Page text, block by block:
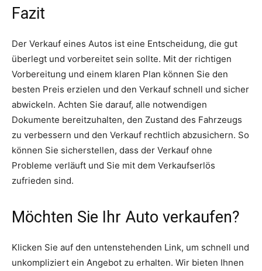
Fazit
Der Verkauf eines Autos ist eine Entscheidung, die gut
überlegt und vorbereitet sein sollte. Mit der richtigen
Vorbereitung und einem klaren Plan können Sie den
besten Preis erzielen und den Verkauf schnell und sicher
abwickeln. Achten Sie darauf, alle notwendigen
Dokumente bereitzuhalten, den Zustand des Fahrzeugs
zu verbessern und den Verkauf rechtlich abzusichern. So
können Sie sicherstellen, dass der Verkauf ohne
Probleme verläuft und Sie mit dem Verkaufserlös
zufrieden sind.
Möchten Sie Ihr Auto verkaufen?
Klicken Sie auf den untenstehenden Link, um schnell und
unkompliziert ein Angebot zu erhalten. Wir bieten Ihnen